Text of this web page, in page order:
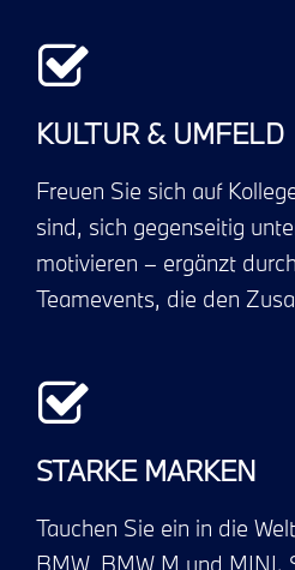
KULTUR & UMFELD
Freuen Sie sich auf
sind, sich gegenseitig
motivieren – ergänzt
Teamevents, die den
STARKE MARKEN
Tauchen Sie ein in die
BMW, BMW M und MINI.